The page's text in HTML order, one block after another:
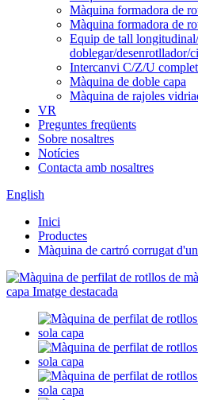
Màquina formadora de
Màquina formadora de
Equip de tall
doblegar/desenrotllador/
Intercanvi C/Z/U
Màquina de doble capa
Màquina de rajoles
VR
Preguntes freqüents
Sobre nosaltres
Notícies
Contacta amb nosaltres
English
Inici
Productes
Màquina de cartró corrugat